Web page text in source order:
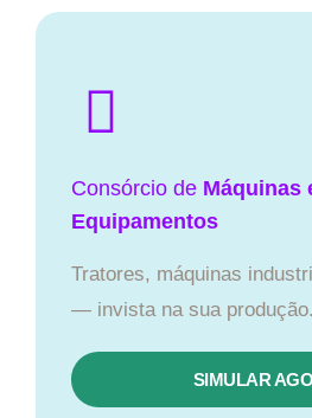
Consórcio de Máquinas
Equipamentos
Tratores, máquinas
— invista na sua produção.
SIMULAR